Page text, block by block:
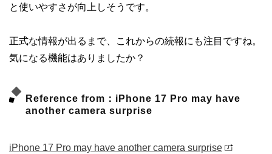
と使いやすさが向上しそうです。
正式な情報が出るまで、これからの続報にも注目ですね。
気になる機能はありましたか？
Reference from：iPhone 17 Pro may have
another camera surprise
iPhone 17 Pro may have another camera surprise